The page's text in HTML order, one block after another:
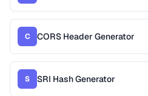
C CORS Header Generator
S SRI Hash Generator